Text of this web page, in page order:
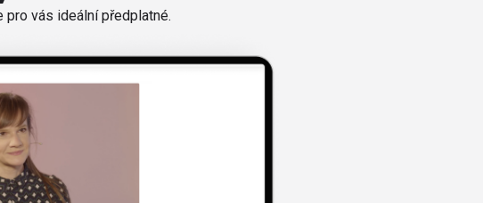
pro vás ideální předplatné.